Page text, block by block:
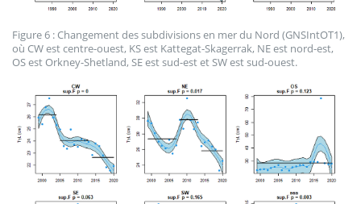
Figure 6 : Changement des subdivisions en mer du Nord (GNSIntOT1),
où CW est centre-ouest, KS est Kattegat-Skagerrak, NE est nord-est,
OS est Orkney-Shetland, SE est sud-est et SW est sud-ouest.